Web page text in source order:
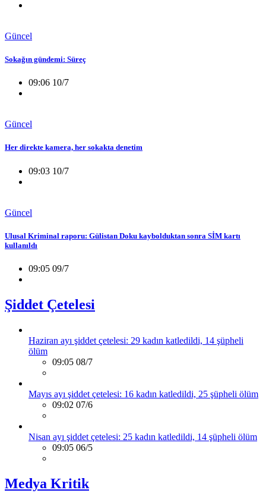
Güncel
Sokağın gündemi: Süreç
09:06 10/7
Güncel
Her direkte kamera, her sokakta denetim
09:03 10/7
Güncel
Ulusal Kriminal raporu: Gülistan Doku kaybolduktan sonra SİM kartı
kullanıldı
09:05 09/7
Şiddet Çetelesi
Haziran ayı şiddet çetelesi: 29 kadın katledildi, 14 şüpheli
ölüm
09:05 08/7
Mayıs ayı şiddet çetelesi: 16 kadın katledildi, 25 şüpheli ölüm
09:02 07/6
Nisan ayı şiddet çetelesi: 25 kadın katledildi, 14 şüpheli ölüm
09:05 06/5
Medya Kritik